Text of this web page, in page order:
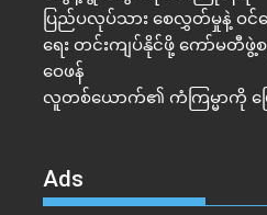
ပြည်ပလုပ်သား စေလွှတ်မှုနဲ့ ဝင်ငွ
ရေး တင်းကျပ်နိုင်ဖို့ ကော်မတီ
ဝေဖန်
လူတစ်ယောက်၏ ကံကြမ္မာကို ပြ
Ads